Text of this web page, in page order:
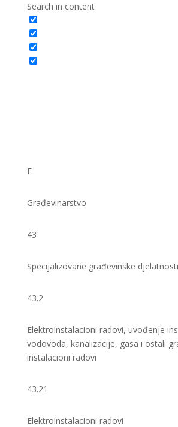
Search in content
F
Građevinarstvo
43
Specijalizovane građevinske djelatnosti
43.2
Elektroinstalacioni radovi, uvođenje
vodovoda, kanalizacije, gasa i ostali
instalacioni radovi
43.21
Elektroinstalacioni radovi